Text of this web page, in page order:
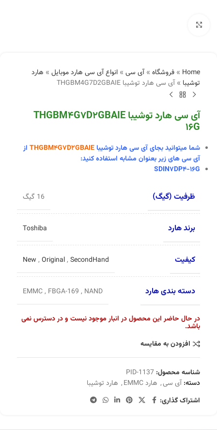
Home
» فروشگاه »آی سی » انواع آی سی هارد موبایل » هارد
توشیبا »آی سی هارد توشیبا THGBM4G7D2GBAIE
آی سی هارد توشیبا THGBM4G7D2GBAIE
16G
شما میتوانید بجای آی سیهارد توشیبا THGBM4G7D2GBAIE از
آی سی های زیر بعنوان مشابه استفاده کنید:
SDIN7DP4-16G
ظرفیت (گیگ) 16 گیگ
برند هارد Toshiba
کیفیت New , Original, SecondHand
دسته بندی هارد EMMC, FBGA-169 , NAND
در حال حاضر این محصول در انبار موجود نیست و در دسترس نمی
باشد.
افزودن به مقایسه
شناسه محصول: PID-1137
دسته: آی سی, هارد EMMC , هارد توشیبا
اشتراک گذاری: